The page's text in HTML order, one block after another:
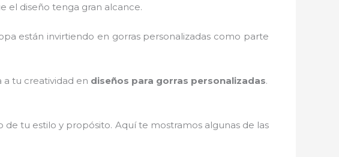
el diseño tenga gran alcance.
están invirtiendo en gorras personalizadas como parte
a tu creatividad en diseños para gorras personalizadas.
de tu estilo y propósito. Aquí te mostramos algunas de las